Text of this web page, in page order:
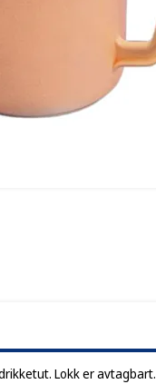
Lokk er avtagbart.